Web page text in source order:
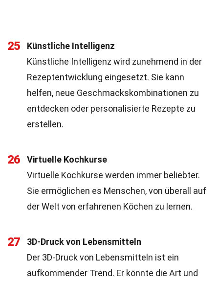
25
Künstliche Intelligenz
Künstliche Intelligenz wird zunehmend in der
Rezeptentwicklung eingesetzt. Sie kann
helfen, neue Geschmackskombinationen zu
entdecken oder personalisierte Rezepte zu
erstellen.
26
Virtuelle Kochkurse
Virtuelle Kochkurse werden immer beliebter.
Sie ermöglichen es Menschen, von überall auf
der Welt von erfahrenen Köchen zu lernen.
27
3D-Druck von Lebensmitteln
Der 3D-Druck von Lebensmitteln ist ein
aufkommender Trend. Er könnte die Art und